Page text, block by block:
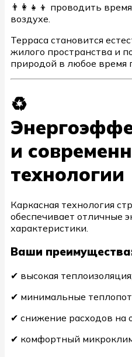
👨‍👩‍👧‍👦 проводить
воздухе.
Терраса становится
жилого пространства и
природой в любое время
♻️
и
технологии
Каркасная технология
обеспечивает отличные
характеристики.
Ваши
✔ высокая теплоизоляция;
✔ минимальные
✔ снижение расходов на
✔ комфортный